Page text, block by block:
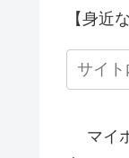
【身近
マイホ